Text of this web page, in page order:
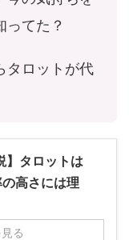
ってた？
タロットが代
】タロットは
高さには理
る